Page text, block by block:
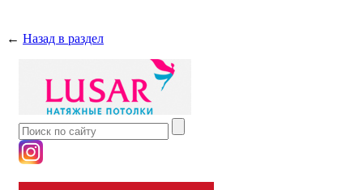
← Назад в раздел